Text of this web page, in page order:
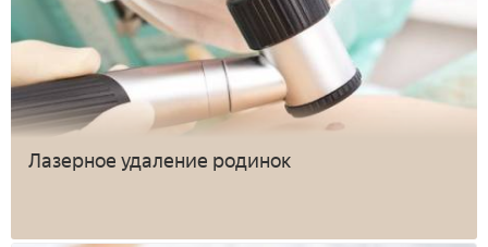
Лазерное удаление родинок